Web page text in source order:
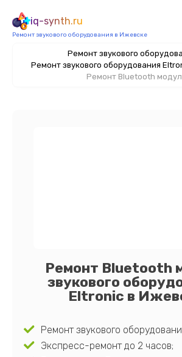
iq-synth.ru
Ремонт звукового оборудования в Ижевске
Ремонт звукового
Ремонт звукового оборудования
Ремонт Bluetooth
Ремонт Bluetooth
звукового
Eltronic в
Ремонт звукового
Экспресс-ремонт до 2 часов;